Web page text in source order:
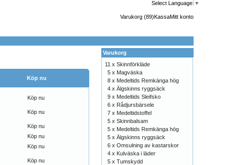
Select Language ▼
Varukorg (89)KassaMitt konto
Köp nu
Köp nu
Köp nu
Köp nu
Köp nu
Köp nu
Köp nu
Varukorg
11 xSkinnförkläde
5 x Magväska
8 x Medeltids Remkänga hög
4 xÄlgskinns ryggsäck
9 x Medeltids Sleifsko
6 x Rådjursbärsele
7 x Medeltidstoffel
5 xSkinnbalsam
5 x Medeltids Remkänga hög
5 xÄlgskinns ryggsäck
6 xOmsulning av kastarskor
4 x Kulväska i läder
5 xTumskydd